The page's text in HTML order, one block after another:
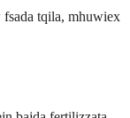
tqila, mhuwiex